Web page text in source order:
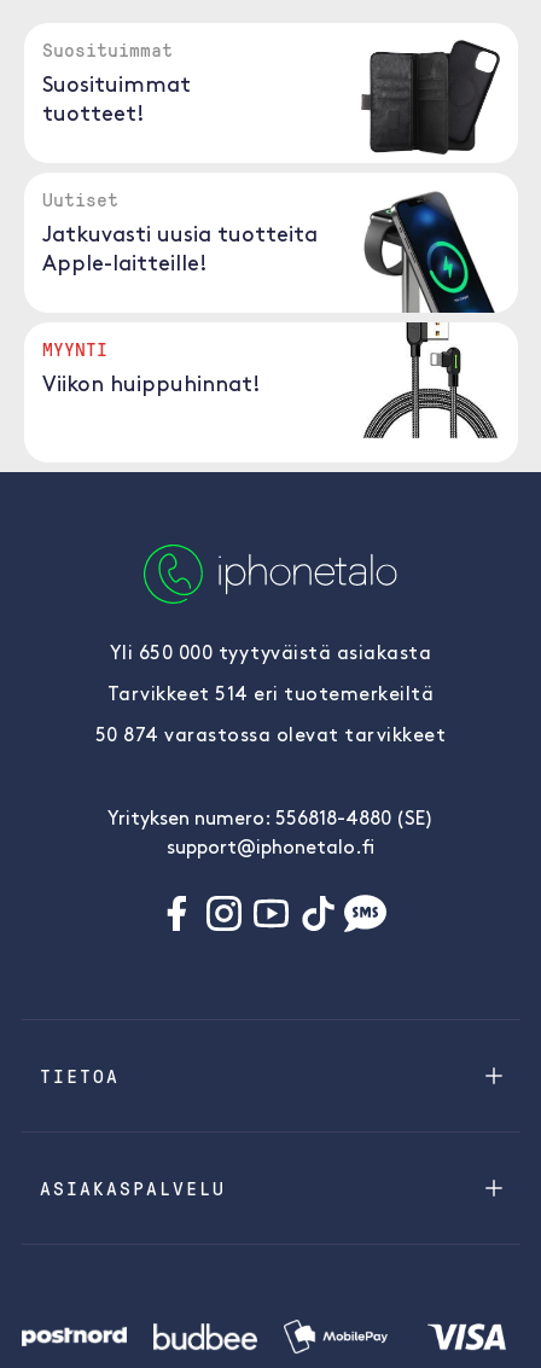
Suosituimmat
Suosituimmat
tuotteet!
Uutiset
Jatkuvasti uusia tuotteita
Apple-laitteille!
MYYNTI
Viikon huippuhinnat!
Yli 650 000 tyytyväistä asiakasta
Tarvikkeet 514 eri tuotemerkeiltä
50 874 varastossa olevat tarvikkeet
Yrityksen numero: 556818-4880 (SE)
support@iphonetalo.fi
TIETOA
ASIAKASPALVELU